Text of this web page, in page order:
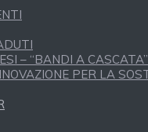
– “BANDI A CASCATA”
PER LA